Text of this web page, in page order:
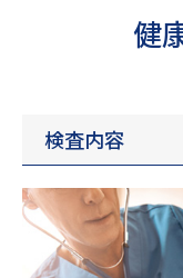
健
検査内容